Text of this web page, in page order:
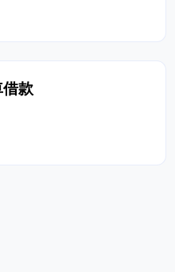
三民區GOGORO借錢、
小額貸款、名牌包借錢、
當、3C產品等之典當質
了方便企業、工商行號等
款